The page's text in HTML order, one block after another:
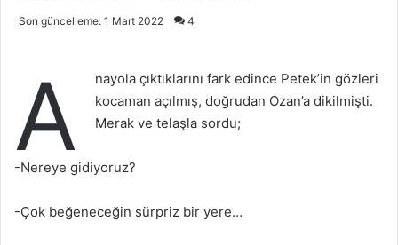
Son güncelleme: 1 Mart 2022 4
A
nayola çıktıklarını fark edince Petek’in gözleri
kocaman açılmış, doğrudan Ozan’a dikilmişti.
Merak ve telaşla sordu;
-Nereye gidiyoruz?
-Çok beğeneceğin sürpriz bir yere…